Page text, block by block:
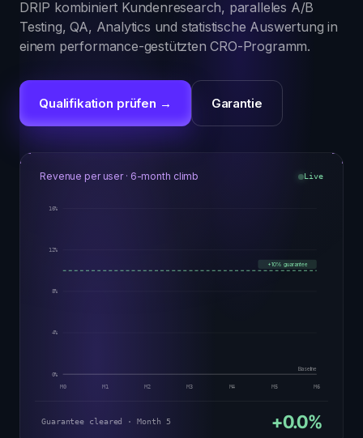
DRIP kombiniert Kundenresearch, paralleles A/B
Testing, QA, Analytics und statistische Auswertung in
einem performance-gestützten CRO-Programm.
Qualifikation prüfen → Garantie
Revenue per user · 6-month climb Live
0%
4%
8%
12%
16%
Baseline
+10% guarantee
M0 M1 M2 M3 M4 M5 M6
Guarantee cleared · Month 5 +0.0%